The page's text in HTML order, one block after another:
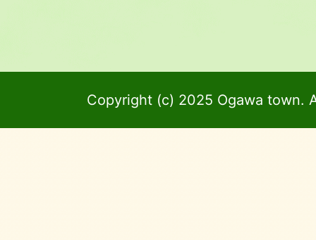
Copyright (c) 2025 Ogawa town.